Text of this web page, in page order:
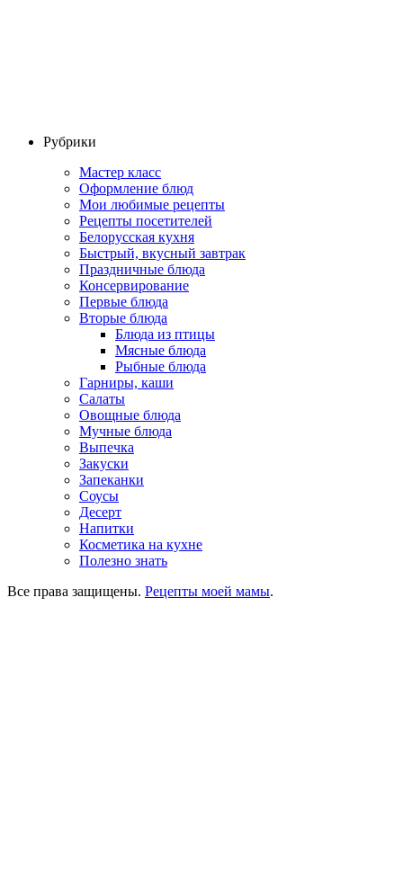
Рубрики
Мастер класс
Оформление блюд
Мои любимые рецепты
Рецепты посетителей
Белорусская кухня
Быстрый, вкусный завтрак
Праздничные блюда
Консервирование
Первые блюда
Вторые блюда
Блюда из птицы
Мясные блюда
Рыбные блюда
Гарниры, каши
Салаты
Овощные блюда
Мучные блюда
Выпечка
Закуски
Запеканки
Соусы
Десерт
Напитки
Косметика на кухне
Полезно знать
Все права защищены. Рецепты моей мамы.